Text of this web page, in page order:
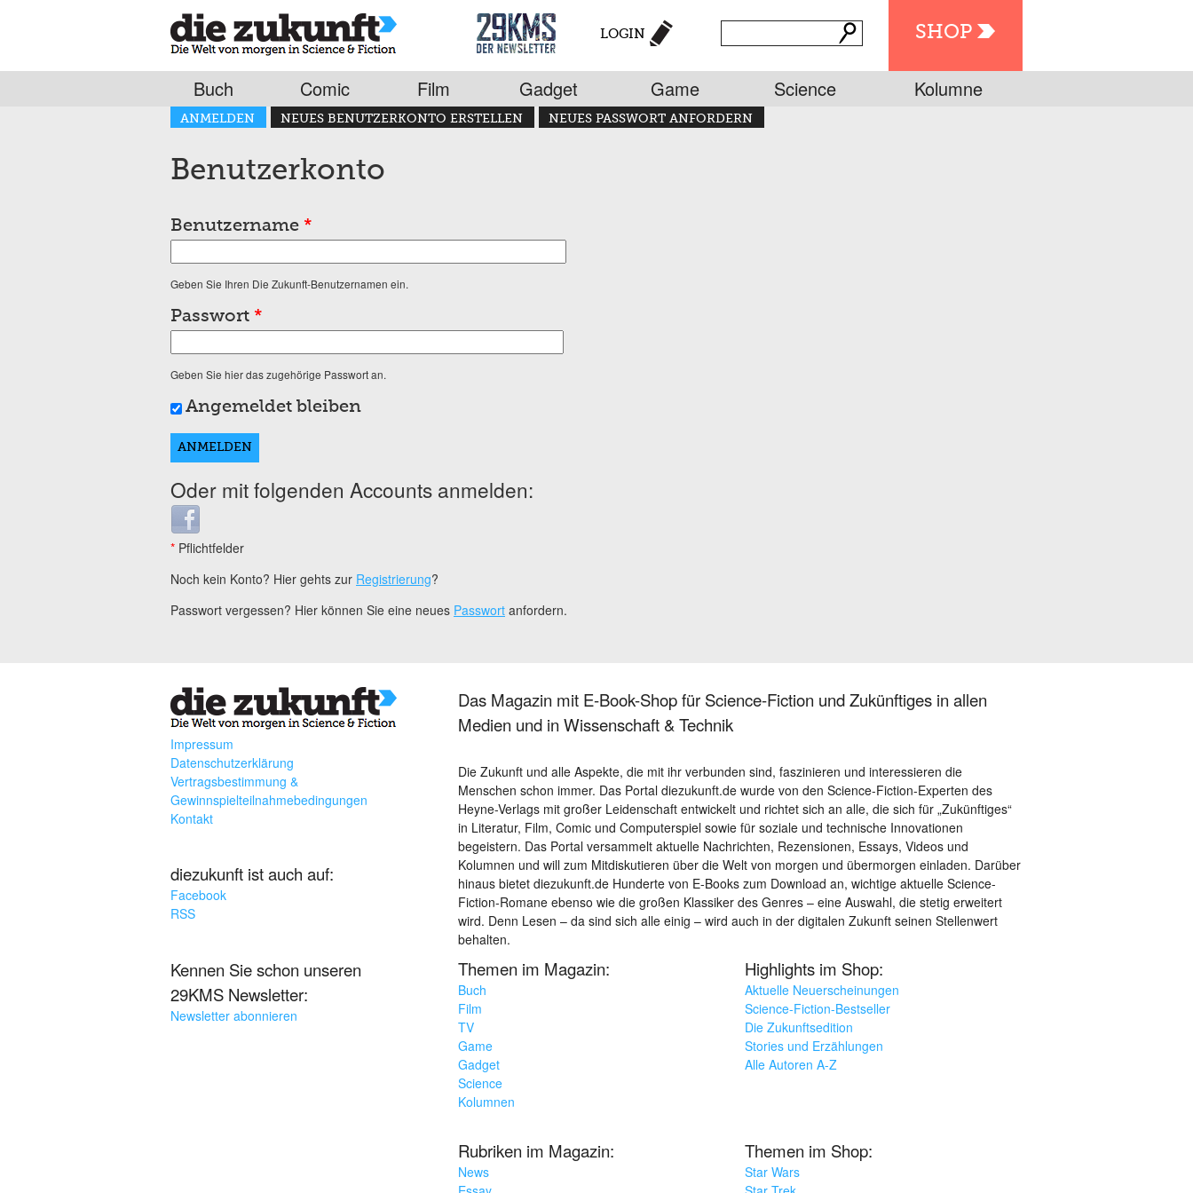
SHOP
LOGIN
Buch Comic Film Gadget Game Science Kolumne
Haupt-Reiter
ANMELDEN
(AKTIVER REITER)
NEUES BENUTZERKONTO ERSTELLEN NEUES PASSWORT ANFORDERN
Benutzerkonto
Benutzername *
Geben Sie Ihren Die Zukunft-Benutzernamen ein.
Passwort *
Geben Sie hier das zugehörige Passwort an.
Angemeldet bleiben
Oder mit folgenden Accounts anmelden:
Login with Facebook
* Pflichtfelder
Noch kein Konto? Hier gehts zur Registrierung?
Passwort vergessen? Hier können Sie eine neues Passwort anfordern.
Impressum
Datenschutzerklärung
Vertragsbestimmung &
Gewinnspielteilnahmebedingungen
Kontakt
diezukunft ist auch auf:
Facebook
RSS
Kennen Sie schon unseren
29KMS Newsletter:
Newsletter abonnieren
Das Magazin mit E-Book-Shop für Science-Fiction und Zukünftiges in allen
Medien und in Wissenschaft & Technik
Die Zukunft und alle Aspekte, die mit ihr verbunden sind, faszinieren und interessieren die
Menschen schon immer. Das Portal diezukunft.de wurde von den Science-Fiction-Experten des
Heyne-Verlags mit großer Leidenschaft entwickelt und richtet sich an alle, die sich für „Zukünftiges“
in Literatur, Film, Comic und Computerspiel sowie für soziale und technische Innovationen
begeistern. Das Portal versammelt aktuelle Nachrichten, Rezensionen, Essays, Videos und
Kolumnen und will zum Mitdiskutieren über die Welt von morgen und übermorgen einladen. Darüber
hinaus bietet diezukunft.de Hunderte von E-Books zum Download an, wichtige aktuelle Science-
Fiction-Romane ebenso wie die großen Klassiker des Genres – eine Auswahl, die stetig erweitert
wird. Denn Lesen – da sind sich alle einig – wird auch in der digitalen Zukunft seinen Stellenwert
behalten.
Themen im Magazin:
Buch
Film
TV
Game
Gadget
Science
Kolumnen
Highlights im Shop:
Aktuelle Neuerscheinungen
Science-Fiction-Bestseller
Die Zukunftsedition
Stories und Erzählungen
Alle Autoren A-Z
Rubriken im Magazin:
News
Themen im Shop:
Star Wars